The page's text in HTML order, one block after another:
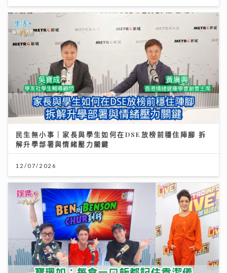
民生無小事｜家長與學生如何在DSE放榜前穩住陣腳 拆
解升學部署與情緒壓力關鍵
12/07/2026